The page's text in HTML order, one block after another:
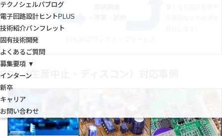
テクノシェルパブログ
電子回路設計ヒントPLUS
技術紹介パンフレット
固有技術開発
よくあるご質問
募集要項 ▼
インターン
新卒
キャリア
お問い合わせ
EOL（生産中止・ディスコン）対応事例